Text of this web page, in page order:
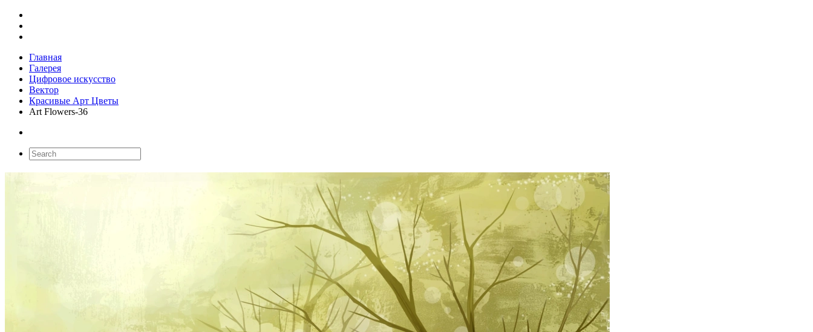
Главная
Галерея
Цифровое искусство
Вектор
Красивые Арт Цветы
Art Flowers-36